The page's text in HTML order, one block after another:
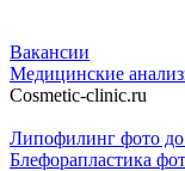
Вакансии
Медицинские
Cosmetic-clinic.ru
Липофилинг фото до
Блефорапластика